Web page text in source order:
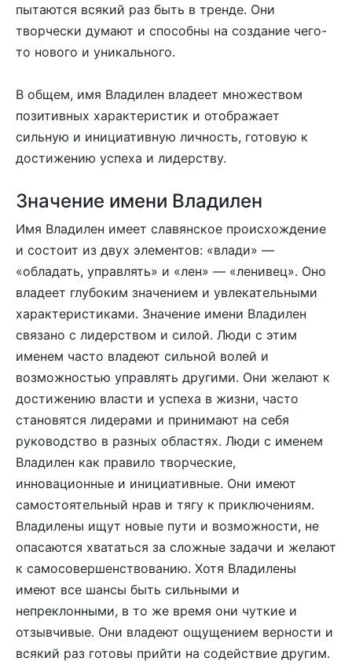
пытаются всякий раз быть в тренде. Они
творчески думают и способны на создание чего-
то нового и уникального.
В общем, имя Владилен владеет множеством
позитивных характеристик и отображает
сильную и инициативную личность, готовую к
достижению успеха и лидерству.
Значение имени Владилен
Имя Владилен имеет славянское происхождение
и состоит из двух элементов: «влади» —
«обладать, управлять» и «лен» — «ленивец». Оно
владеет глубоким значением и увлекательными
характеристиками. Значение имени Владилен
связано с лидерством и силой. Люди с этим
именем часто владеют сильной волей и
возможностью управлять другими. Они желают к
достижению власти и успеха в жизни, часто
становятся лидерами и принимают на себя
руководство в разных областях. Люди с именем
Владилен как правило творческие,
инновационные и инициативные. Они имеют
самостоятельный нрав и тягу к приключениям.
Владилены ищут новые пути и возможности, не
опасаются хвататься за сложные задачи и желают
к самосовершенствованию. Хотя Владилены
имеют все шансы быть сильными и
непреклонными, в то же время они чуткие и
отзывчивые. Они владеют ощущением верности и
всякий раз готовы прийти на содействие другим.